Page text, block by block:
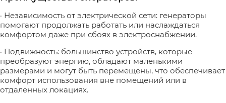
· Независимость от электрической сети: генераторы
помогают продолжать работать или наслаждаться
комфортом даже при сбоях в электроснабжении.
· Подвижность: большинство устройств, которые
преобразуют энергию, обладают маленькими
размерами и могут быть перемещены, что обеспечивает
комфорт использования вне помещений или в
отдаленных локациях.